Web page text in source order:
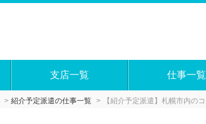
支店一覧 仕事一覧
紹介予定派遣の仕事一覧 【紹介予定派遣】札幌市内の